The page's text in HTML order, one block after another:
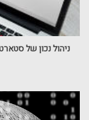
ניהול נכון של